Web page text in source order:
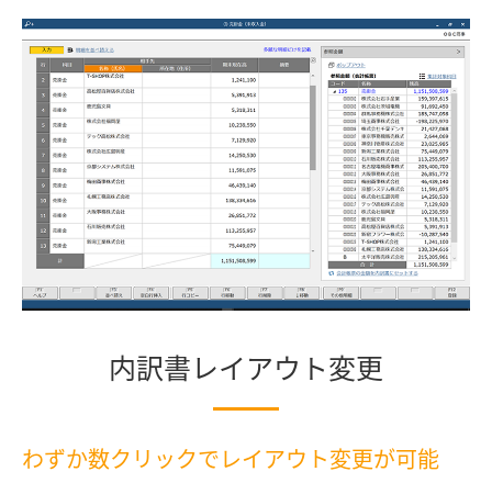
内訳書レイアウト変更
わずか数クリックでレイアウト変更が可能